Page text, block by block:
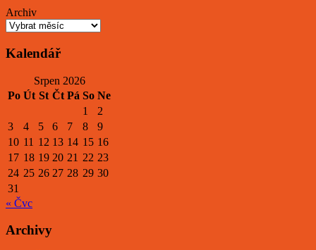
Archiv
Kalendář
Srpen 2026
Po Út St Čt Pá So Ne
1
2
3
4 5 6 7 8
9
10 11 12 13 14 15 16
17 18 19 20 21 22 23
24 25 26 27 28 29 30
31
« Čvc
Archivy